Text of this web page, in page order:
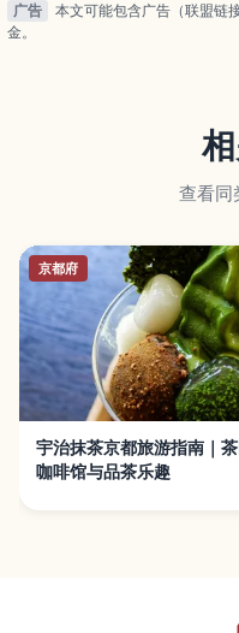
广告
本文可能包含广告（联盟链
金。
查看同
京都府
宇治抹茶京都旅游指南｜茶
咖啡馆与品茶乐趣